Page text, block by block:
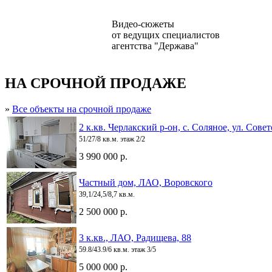
Видео-сюжеты
от ведущих специалистов
агентства "Держава"
НА СРОЧНОЙ ПРОДАЖЕ
» Все объекты на срочной продаже
2 к.кв. Черлакский р-он, с. Соляное, ул.
51/27/8 кв.м. этаж 2/2
3 990 000 р.
Частный дом, ЛАО, Воровского
39,1/24,5/8,7 кв.м.
2 500 000 р.
3 к.кв., ЛАО, Радищева, 88
59.8/43.9/6 кв.м. этаж 3/5
5 000 000 р.